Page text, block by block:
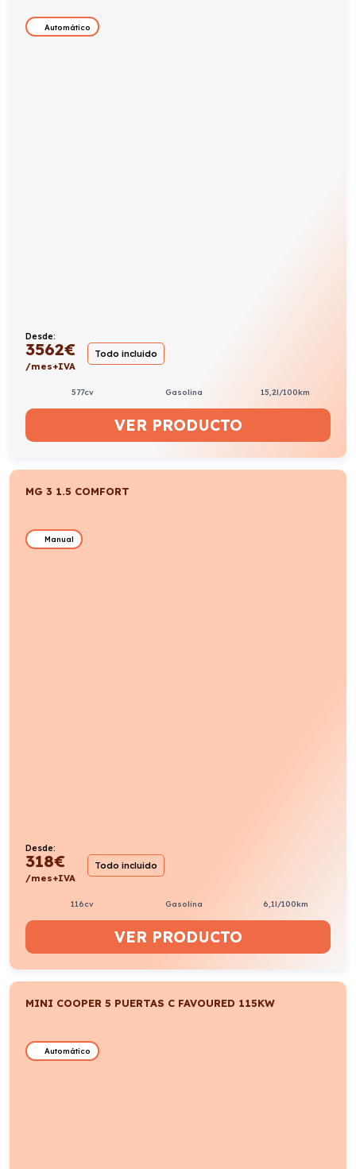
Automático
Desde:
3562€
/mes+IVA
Todo incluido
577cv Gasolina 15,2l/100km
VER PRODUCTO
MG 3 1.5 COMFORT
Manual
Desde:
318€
/mes+IVA
Todo incluido
116cv Gasolina 6,1l/100km
VER PRODUCTO
MINI COOPER 5 PUERTAS C FAVOURED 115KW
Automático